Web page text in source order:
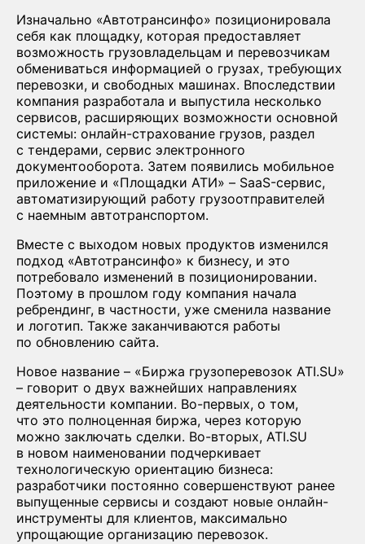
Изначально «Автотрансинфо» позиционировала
себя как площадку, которая предоставляет
возможность грузовладельцам и перевозчикам
обмениваться информацией о грузах, требующих
перевозки, и свободных машинах. Впоследствии
компания разработала и выпустила несколько
сервисов, расширяющих возможности основной
системы: онлайн-страхование грузов, раздел
с тендерами, сервис электронного
документооборота. Затем появились мобильное
приложение и «Площадки АТИ» – SaaS-сервис,
автоматизирующий работу грузоотправителей
с наемным автотранспортом.
Вместе с выходом новых продуктов изменился
подход «Автотрансинфо» к бизнесу, и это
потребовало изменений в позиционировании.
Поэтому в прошлом году компания начала
ребрендинг, в частности, уже сменила название
и логотип. Также заканчиваются работы
по обновлению сайта.
Новое название – «Биржа грузоперевозок ATI.SU»
– говорит о двух важнейших направлениях
деятельности компании. Во-первых, о том,
что это полноценная биржа, через которую
можно заключать сделки. Во-вторых, ATI.SU
в новом наименовании подчеркивает
технологическую ориентацию бизнеса:
разработчики постоянно совершенствуют ранее
выпущенные сервисы и создают новые онлайн-
инструменты для клиентов, максимально
упрощающие организацию перевозок.